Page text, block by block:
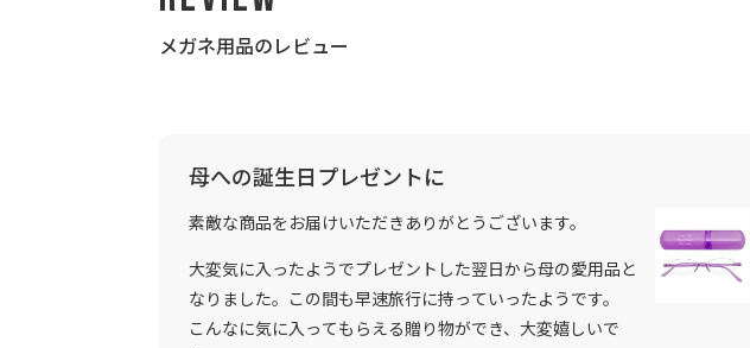
メガネ用品のレビュー
母への誕生日プレゼントに
素敵な商品をお届けいただきありがとうございます。
大変気に入ったようでプレゼントした翌日から母の愛用品と
なりました。この間も早速旅行に持っていったようです。
こんなに気に入ってもらえる贈り物ができ、大変嬉しいで